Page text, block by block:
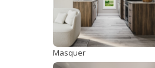
Masquer